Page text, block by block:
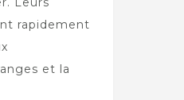
rapidement
et la